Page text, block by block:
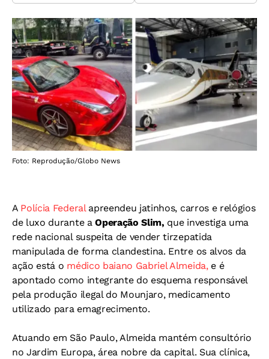
Foto: Reprodução/Globo News
APolícia Federal apreendeu jatinhos, carros e relógios
de luxo durante aOperação Slim, que investiga uma
rede nacional suspeita de vender tirzepatida
manipulada de forma clandestina. Entre os alvos da
ação está o médico baiano Gabriel Almeida,e é
apontado como integrante do esquema responsável
pela produção ilegal do Mounjaro, medicamento
utilizado para emagrecimento.
Atuando em São Paulo, Almeida mantém consultório
no Jardim Europa, área nobre da capital. Sua clínica,